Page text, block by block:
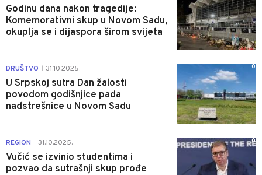
Godinu dana nakon tragedije:
Komemorativni skup u Novom Sadu,
okuplja se i dijaspora širom svijeta
DRUŠTVO 31.10.2025.
U Srpskoj sutra Dan žalosti
povodom godišnjice pada
nadstrešnice u Novom Sadu
0
REGION 31.10.2025.
Vučić se izvinio studentima i
pozvao da sutrašnji skup prođe
0